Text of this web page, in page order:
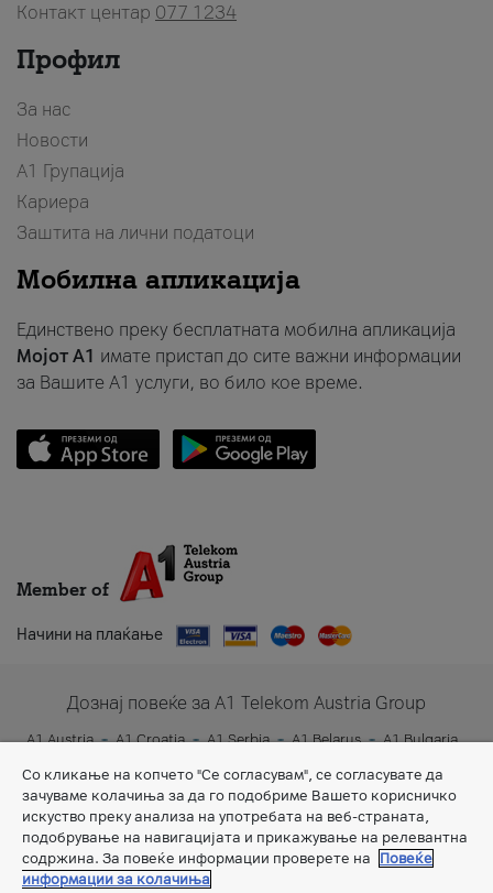
Контакт центар 077 1234
Профил
За нас
Новости
А1 Групација
Кариера
Заштита на лични податоци
Мобилна апликација
Единствено преку бесплатната мобилна апликација
Мојот A1 имате пристап до сите важни информации
за Вашите A1 услуги, во било кое време.
Member of
Начини на плаќање
Дознај повеќе за A1 Telekom Austria Group
A1 Austria A1 Croatia A1 Serbia A1 Belarus
A1 Bulgaria
A1 Slovenia
A1 Digital
Со кликање на копчето "Се согласувам", се согласувате да
зачуваме колачиња за да го подобриме Вашето корисничко
искуство преку анализа на употребата на веб-страната,
подобрување на навигацијата и прикажување на релевантна
содржина. За повеќе информации проверете на
Повеќе
информации за колачиња